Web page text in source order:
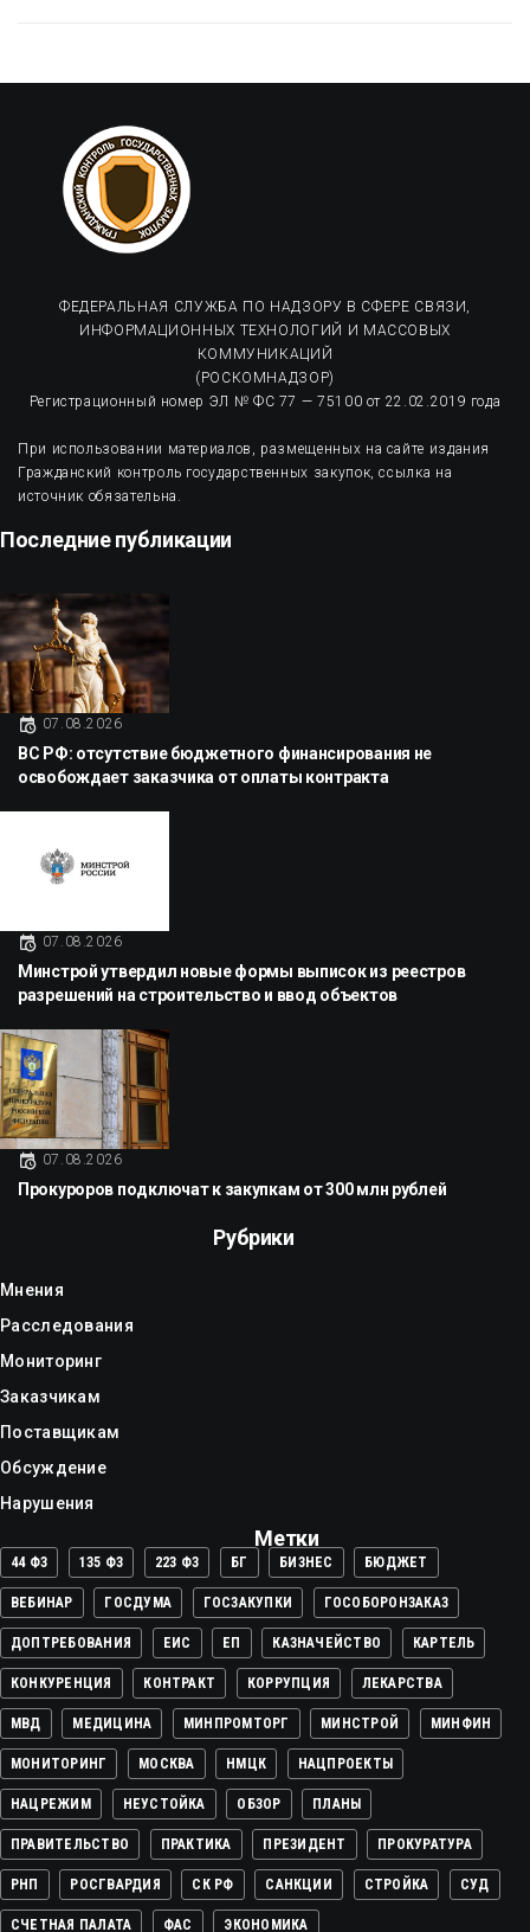
ФЕДЕРАЛЬНАЯ СЛУЖБА ПО НАДЗОРУ В СФЕРЕ СВЯЗИ,
ИНФОРМАЦИОННЫХ ТЕХНОЛОГИЙ И МАССОВЫХ
КОММУНИКАЦИЙ
(РОСКОМНАДЗОР)
Регистрационный номер ЭЛ № ФС 77 — 75100 от 22.02.2019 года
При использовании материалов, размещенных на сайте издания
Гражданский контроль государственных закупок, ссылка на
источник обязательна.
Последние публикации
07.08.2026
ВС РФ: отсутствие бюджетного финансирования не
освобождает заказчика от оплаты контракта
07.08.2026
Минстрой утвердил новые формы выписок из реестров
разрешений на строительство и ввод объектов
07.08.2026
Прокуроров подключат к закупкам от 300 млн рублей
Рубрики
Мнения
Расследования
Мониторинг
Заказчикам
Поставщикам
Обсуждение
Нарушения
Метки
44 ФЗ 135 ФЗ 223 ФЗ БГ БИЗНЕС БЮДЖЕТ
ВЕБИНАР ГОСДУМА ГОСЗАКУПКИ ГОСОБОРОНЗАКАЗ
ДОПТРЕБОВАНИЯ ЕИС ЕП КАЗНАЧЕЙСТВО КАРТЕЛЬ
КОНКУРЕНЦИЯ КОНТРАКТ КОРРУПЦИЯ ЛЕКАРСТВА
МВД МЕДИЦИНА МИНПРОМТОРГ МИНСТРОЙ МИНФИН
МОНИТОРИНГ МОСКВА НМЦК НАЦПРОЕКТЫ
НАЦРЕЖИМ НЕУСТОЙКА ОБЗОР ПЛАНЫ
ПРАВИТЕЛЬСТВО ПРАКТИКА ПРЕЗИДЕНТ ПРОКУРАТУРА
РНП РОСГВАРДИЯ СК РФ САНКЦИИ СТРОЙКА СУД
СЧЕТНАЯ ПАЛАТА ФАС ЭКОНОМИКА